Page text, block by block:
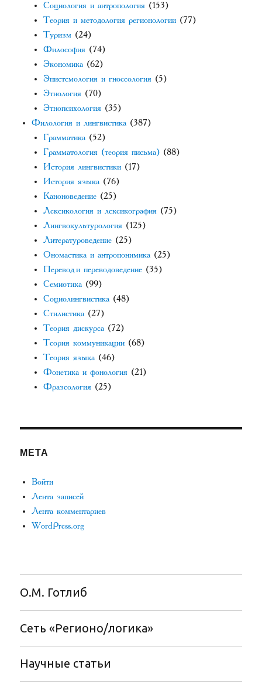
Социология и антропология (153)
Теория и методология регионологии (77)
Туризм (24)
Философия (74)
Экономика (62)
Эпистемология и гносеология (5)
Этнология (70)
Этнопсихология (35)
Филология и лингвистика (387)
Грамматика (52)
Грамматология (теория письма) (88)
История лингвистики (17)
История языка (76)
Каноноведение (25)
Лексикология и лексикография (75)
Лингвокультурология (125)
Литературоведение (25)
Ономастика и антропонимика (25)
Перевод и переводоведение (35)
Семиотика (99)
Социолингвистика (48)
Стилистика (27)
Теория дискурса (72)
Теория коммуникации (68)
Теория языка (46)
Фонетика и фонология (21)
Фразеология (25)
МЕТА
Войти
Лента записей
Лента комментариев
WordPress.org
О.М. Готлиб
Сеть «Регионо/логика»
Научные статьи